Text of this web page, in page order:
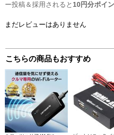
ー投稿＆採用されると 10円分ポイ
まだレビューはありません
こちらの商品もおすすめ